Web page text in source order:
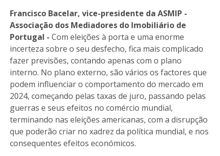
Francisco Bacelar, vice-presidente da ASMIP -
Associação dos Mediadores do Imobiliário de
Portugal - Com eleições à porta e uma enorme
incerteza sobre o seu desfecho, fica mais complicado
fazer previsões, contando apenas com o plano
interno. No plano externo, são vários os factores que
podem influenciar o comportamento do mercado em
2024, começando pelas taxas de juro, passando pelas
guerras e seus efeitos no comércio mundial,
terminando nas eleições americanas, com a disrupção
que poderão criar no xadrez da política mundial, e nos
consequentes efeitos económicos.